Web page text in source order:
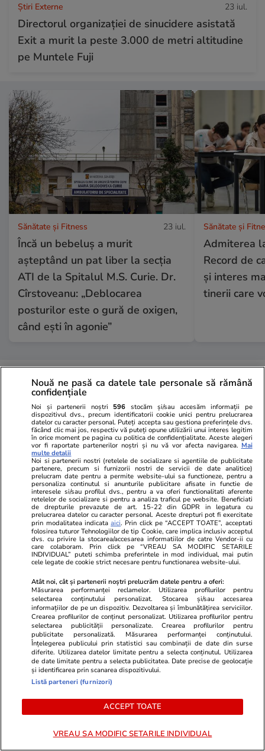
Știri Externe 23 iul.
Directorul organizației de sinucidere asistată
Exit a murit la peste 3.000 de metri altitudine
pe Muntele Fuji
Sănătate și Fitness 23 iul.
Încă un bebeluș a murit
așteptând un pat liber la secția
ATI de la Spitalul M.S. Curie. Dr.
Cîrstoveanu: „Deblocarea
posturilor este o gură de oxigen,
când ești în agonie”
Sănătate și
Admiterea
Record de
și interes
tinerii care
Semnele deshidratării și cum să
o previi
Lifestyle 17 iul.
De ce să nu păstrezi cartofii
lângă ceapă
Lifestyle 20 iul.
Ce este batch cooking și cum îți
poate simplifica mesele
săptămânale
Nouă ne pasă ca datele tale personale să rămână
confidențiale
Noi și partenerii noștri 596 stocăm și/sau accesăm informații pe
dispozitivul dvs., precum identificatorii cookie unici pentru prelucrarea
datelor cu caracter personal. Puteți accepta sau gestiona preferințele dvs.
făcând clic mai jos, respectiv vă puteți opune utilizării unui interes legitim
în orice moment pe pagina cu politica de confidențialitate. Aceste alegeri
vor fi raportate partenerilor noștri și nu vă vor afecta navigarea. Mai
multe detalii
Noi si partenerii nostri (retelele de socializare si agentiile de publicitate
partenere, precum si furnizorii nostri de servicii de date analitice)
prelucram date pentru a permite website-ului sa functioneze, pentru a
personaliza continutul si anunturile publicitare afisate in functie de
interesele si/sau profilul dvs., pentru a va oferi functionalitati aferente
retelelor de socializare si pentru a analiza traficul pe website. Beneficiati
de drepturile prevazute de art. 15-22 din GDPR in legatura cu
prelucrarea datelor cu caracter personal. Aceste drepturi pot fi exercitate
prin modalitatea indicataaici. Prin click pe “ACCEPT TOATE”, acceptati
folosirea tuturor Tehnologiilor de tip Cookie, care implica inclusiv acceptul
dvs. cu privire la stocarea/accesarea informatiilor de catre Vendor-ii cu
care colaboram. Prin click pe “VREAU SA MODIFIC SETARILE
INDIVIDUAL” puteti schimba preferintele in mod individual, mai putin
cele legate de cookie strict necesare pentru functionarea website-ului.
Atât noi, cât și partenerii noștri prelucrăm datele pentru a oferi:
Măsurarea performanței reclamelor. Utilizarea profilurilor pentru
selectarea conținutului personalizat. Stocarea și/sau accesarea
informațiilor de pe un dispozitiv. Dezvoltarea și îmbunătățirea serviciilor.
Crearea profilurilor de conținut personalizat. Utilizarea profilurilor pentru
selectarea publicității personalizate. Crearea profilurilor pentru
publicitate personalizată. Măsurarea performanței conținutului.
Înțelegerea publicului prin statistici sau combinații de date din surse
diferite. Utilizarea datelor limitate pentru a selecta conținutul. Utilizarea
de date limitate pentru a selecta publicitatea. Date precise de geolocație
și identificarea prin scanarea dispozitivului.
Listă parteneri (furnizori)
ACCEPT TOATE
VREAU SA MODIFIC SETARILE INDIVIDUAL